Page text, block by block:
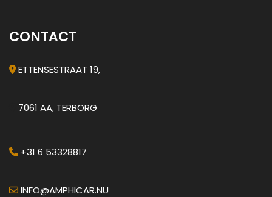
CONTACT
ETTENSESTRAAT 19,
7061 AA, TERBORG
+31 6 53328817
INFO@AMPHICAR.NU